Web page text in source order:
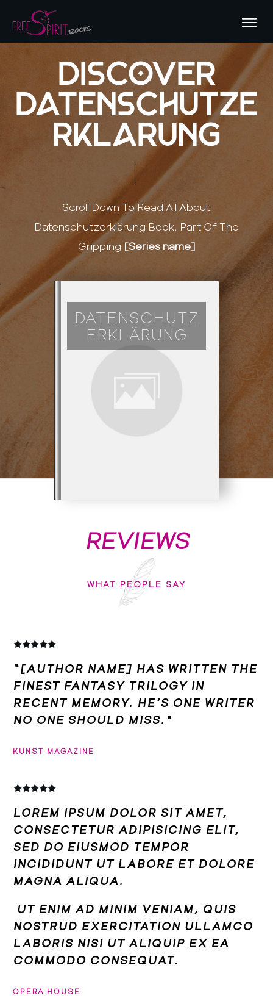
DATENSCHUTZ
ERKLÄRUNG
Discover
Datenschutze
rklärung
Scroll Down To Read All About
Datenschutzerklärung Book, Part Of The
Gripping [Series name]
REVIEWS
WHAT PEOPLE SAY
“[AUTHOR NAME] HAS WRITTEN THE
FINEST FANTASY TRILOGY IN
RECENT MEMORY. HE’S ONE WRITER
NO ONE SHOULD MISS.“
KUNST MAGAZINE
LOREM IPSUM DOLOR SIT AMET,
CONSECTETUR ADIPISICING ELIT,
SED DO EIUSMOD TEMPOR
INCIDIDUNT UT LABORE ET DOLORE
MAGNA ALIQUA.
UT ENIM AD MINIM VENIAM, QUIS
NOSTRUD EXERCITATION ULLAMCO
LABORIS NISI UT ALIQUIP EX EA
COMMODO CONSEQUAT.
OPERA HOUSE